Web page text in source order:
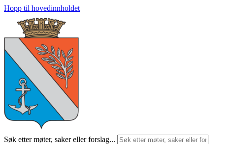
Hopp til hovedinnholdet
Søk etter møter, saker eller forslag...